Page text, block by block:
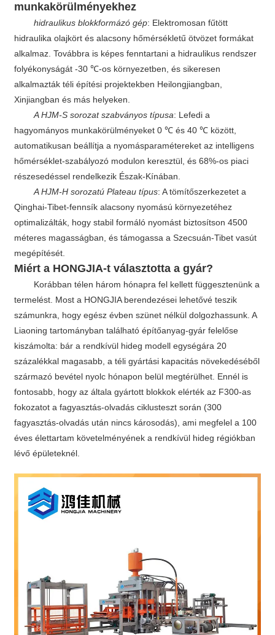
munkakörülményekhez
hidraulikus blokkformázó gép: Elektromosan fűtött
hidraulika olajkört és alacsony hőmérsékletű ötvözet formákat
alkalmaz. Továbbra is képes fenntartani a hidraulikus rendszer
folyékonyságát -30 ℃-os környezetben, és sikeresen
alkalmazták téli építési projektekben Heilongjiangban,
Xinjiangban és más helyeken.
A HJM-S sorozat szabványos típusa: Lefedi a
hagyományos munkakörülményeket 0 ℃ és 40 ℃ között,
automatikusan beállítja a nyomásparamétereket az intelligens
hőmérséklet-szabályozó modulon keresztül, és 68%-os piaci
részesedéssel rendelkezik Észak-Kínában.
A HJM-H sorozatú Plateau típus: A tömítőszerkezetet a
Qinghai-Tibet-fennsík alacsony nyomású környezetéhez
optimalizálták, hogy stabil formáló nyomást biztosítson 4500
méteres magasságban, és támogassa a Szecsuán-Tibet vasút
megépítését.
Miért a HONGJIA-t választotta a gyár?
Korábban télen három hónapra fel kellett függesztenünk a
termelést. Most a HONGJIA berendezései lehetővé teszik
számunkra, hogy egész évben szünet nélkül dolgozhassunk. A
Liaoning tartományban található építőanyag-gyár felelőse
kiszámolta: bár a rendkívül hideg modell egységára 20
százalékkal magasabb, a téli gyártási kapacitás növekedéséből
származó bevétel nyolc hónapon belül megtérülhet. Ennél is
fontosabb, hogy az általa gyártott blokkok elérték az F300-as
fokozatot a fagyasztás-olvadás ciklusteszt során (300
fagyasztás-olvadás után nincs károsodás), ami megfelel a 100
éves élettartam követelményének a rendkívül hideg régiókban
lévő épületeknél.